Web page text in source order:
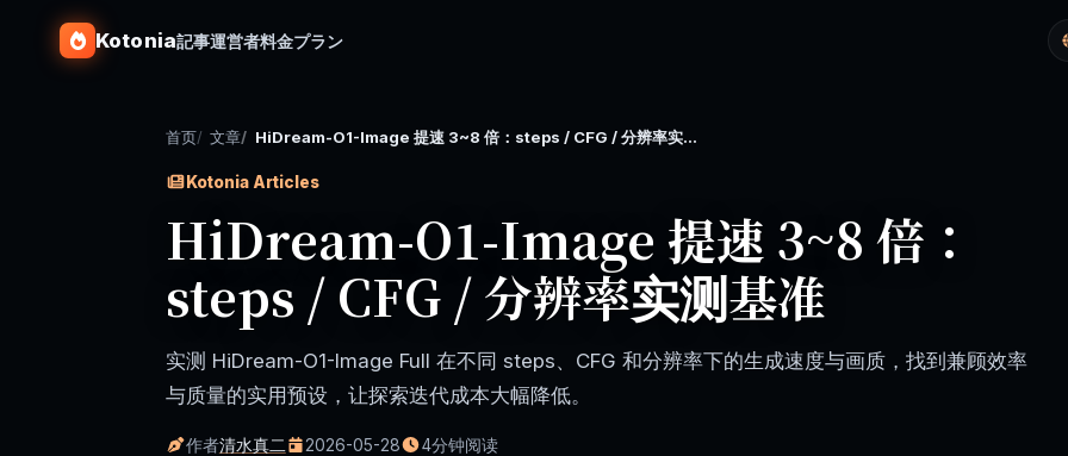
Kotonia記事運営者料金プラン
首页 文章 HiDream-O1-Image 提速 3~8 倍：steps / CFG / 分辨率实测基准
Kotonia Articles
HiDream-O1-Image 提速 3~8 倍：
steps / CFG / 分辨率实测基准
实测 HiDream-O1-Image Full 在不同 steps、CFG 和分辨率下的生成速度与画质，找到兼顾效率
与质量的实用预设，让探索迭代成本大幅降低。
作者清水真二 2026-05-28 4分钟阅读